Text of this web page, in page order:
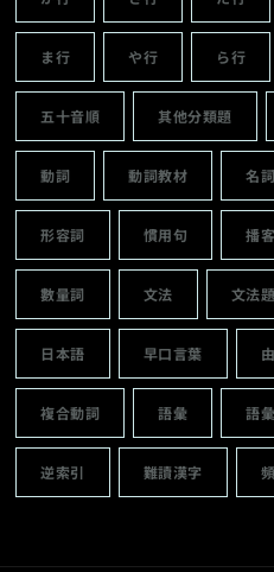
ま行 や行 ら行
五十音順 其他分類題
動詞 動詞教材 名詞
形容詞 慣用句 播客
數量詞 文法 文法題
日本語 早口言葉
複合動詞 語彙 語
逆索引 難讀漢字